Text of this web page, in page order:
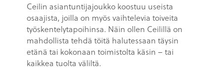
Ceilin asiantuntijajoukko koostuu useista
osaajista, joilla on myös vaihtelevia toiveita
työskentelytapoihinsa. Näin ollen Ceilillä on
mahdollista tehdä töitä halutessaan täysin
etänä tai kokonaan toimistolta käsin – tai
kaikkea tuolta väliltä.